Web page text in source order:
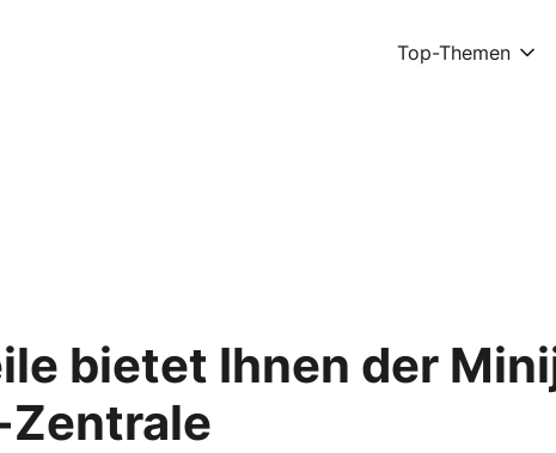
Top-Themen
bietet Ihnen der